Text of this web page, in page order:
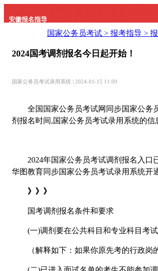
安徽报名指导
国家公务员考试 > 报考指导 >
2024国考调剂报名今日起开始！
国家公务员考试录用系统 | 2024-01-15 11:09
全国国家公务员考试网同步国家公务员
剂报名时间,国家公务员考试录用系统的
2024年国家公务员考试调剂报名入口已
华图教育同步国家公务员考试录用系统开
》》》
国考调剂报名条件和要求
(一)调剂要在公共科目和专业科目考试
（解释如下：如果你原先考的行政岗的